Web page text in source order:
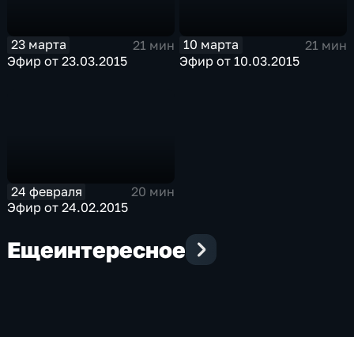
23 марта
21 мин
Эфир от 23.03.2015
10 марта
21 мин
Эфир от 10.03.2015
24 февраля
20 мин
Эфир от 24.02.2015
Ещеинтересное